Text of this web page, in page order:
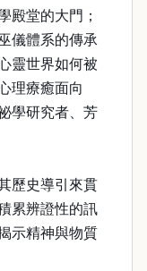
殿堂的大門；
儀體系的傳承
靈世界如何被
理療癒面向
學研究者、芳
歷史導引來貫
累辨證性的訊
示精神與物質